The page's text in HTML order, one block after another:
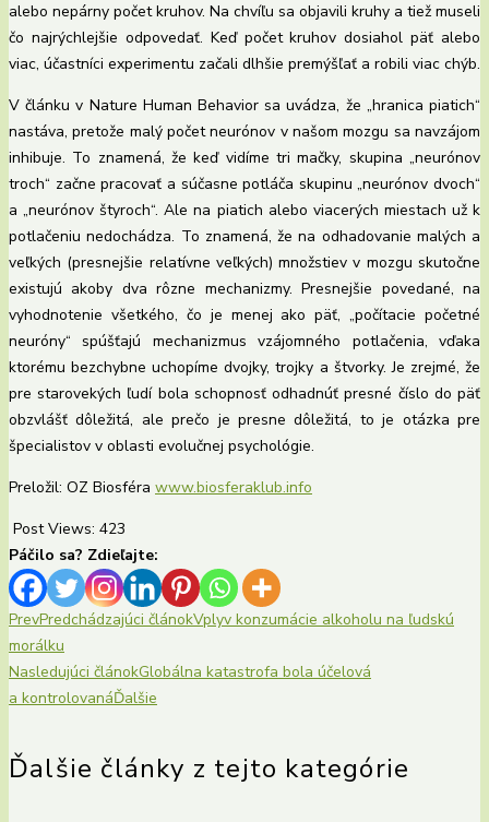
alebo nepárny počet kruhov. Na chvíľu sa objavili kruhy a tiež museli
čo najrýchlejšie odpovedať. Keď počet kruhov dosiahol päť alebo
viac, účastníci experimentu začali dlhšie premýšľať a robili viac chýb.
V článku v Nature Human Behavior sa uvádza, že „hranica piatich“
nastáva, pretože malý počet neurónov v našom mozgu sa navzájom
inhibuje. To znamená, že keď vidíme tri mačky, skupina „neurónov
troch“ začne pracovať a súčasne potláča skupinu „neurónov dvoch“
a „neurónov štyroch“. Ale na piatich alebo viacerých miestach už k
potlačeniu nedochádza. To znamená, že na odhadovanie malých a
veľkých (presnejšie relatívne veľkých) množstiev v mozgu skutočne
existujú akoby dva rôzne mechanizmy. Presnejšie povedané, na
vyhodnotenie všetkého, čo je menej ako päť, „počítacie početné
neuróny“ spúšťajú mechanizmus vzájomného potlačenia, vďaka
ktorému bezchybne uchopíme dvojky, trojky a štvorky. Je zrejmé, že
pre starovekých ľudí bola schopnosť odhadnúť presné číslo do päť
obzvlášť dôležitá, ale prečo je presne dôležitá, to je otázka pre
špecialistov v oblasti evolučnej psychológie.
Preložil: OZ Biosféra www.biosferaklub.info
Post Views: 423
Páčilo sa? Zdieľajte:
PrevPredchádzajúci článokVplyv konzumácie alkoholu na ľudskú
morálku
Nasledujúci článokGlobálna katastrofa bola účelová
a kontrolovanáĎalšie
Ďalšie články z tejto kategórie